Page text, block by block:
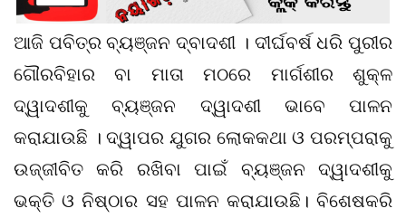
ଆଜି ପବିତ୍ର ବ୍ୟଞ୍ଜନ ଦ୍ବାଦଶୀ । ଦୀର୍ଘବର୍ଷ ଧରି ପୁରୀର
ଗୌରବିହାର ବା ମାତା ମଠରେ ମାର୍ଗଶୀର ଶୁକ୍ଳ
ଦ୍ୱାଦଶୀକୁ ବ୍ୟଞ୍ଜନ ଦ୍ୱାଦଶୀ ଭାବେ ପାଳନ
କରାଯାଉଛି । ଦ୍ୱାପର ଯୁଗର ଲୋକକଥା ଓ ପରମ୍ପରାକୁ
ଉଜ୍ଜୀବିତ କରି ରଖିବା ପାଇଁ ବ୍ୟଞ୍ଜନ ଦ୍ୱାଦଶୀକୁ
ଭକ୍ତି ଓ ନିଷ୍ଠାର ସହ ପାଳନ କରାଯାଉଛି। ବିଶେଷକରି